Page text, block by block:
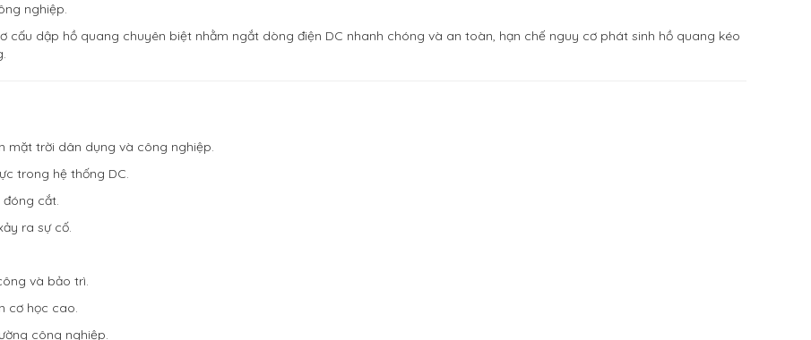
nghiệp.
cấu dập hồ quang chuyên biệt nhằm ngắt dòng điện DC nhanh chóng và an toàn, hạn chế nguy cơ phát sinh hồ quang kéo
mặt trời dân dụng và công nghiệp.
trong hệ thống DC.
cắt.
ra sự cố.
và bảo trì.
cơ học cao.
công nghiệp.